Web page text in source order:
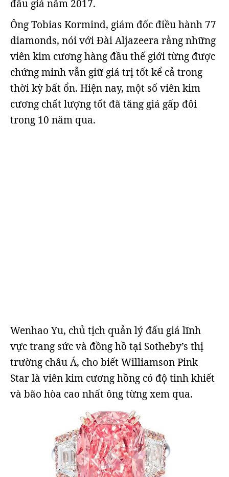
đấu giá năm 2017.
Ông Tobias Kormind, giám đốc điều hành 77
diamonds, nói với Đài Aljazeera rằng những
viên kim cương hàng đầu thế giới từng được
chứng minh vẫn giữ giá trị tốt kể cả trong
thời kỳ bất ổn. Hiện nay, một số viên kim
cương chất lượng tốt đã tăng giá gấp đôi
trong 10 năm qua.
Wenhao Yu, chủ tịch quản lý đấu giá lĩnh
vực trang sức và đồng hồ tại Sotheby’s thị
trường châu Á, cho biết Williamson Pink
Star là viên kim cương hồng có độ tinh khiết
và bão hòa cao nhất ông từng xem qua.